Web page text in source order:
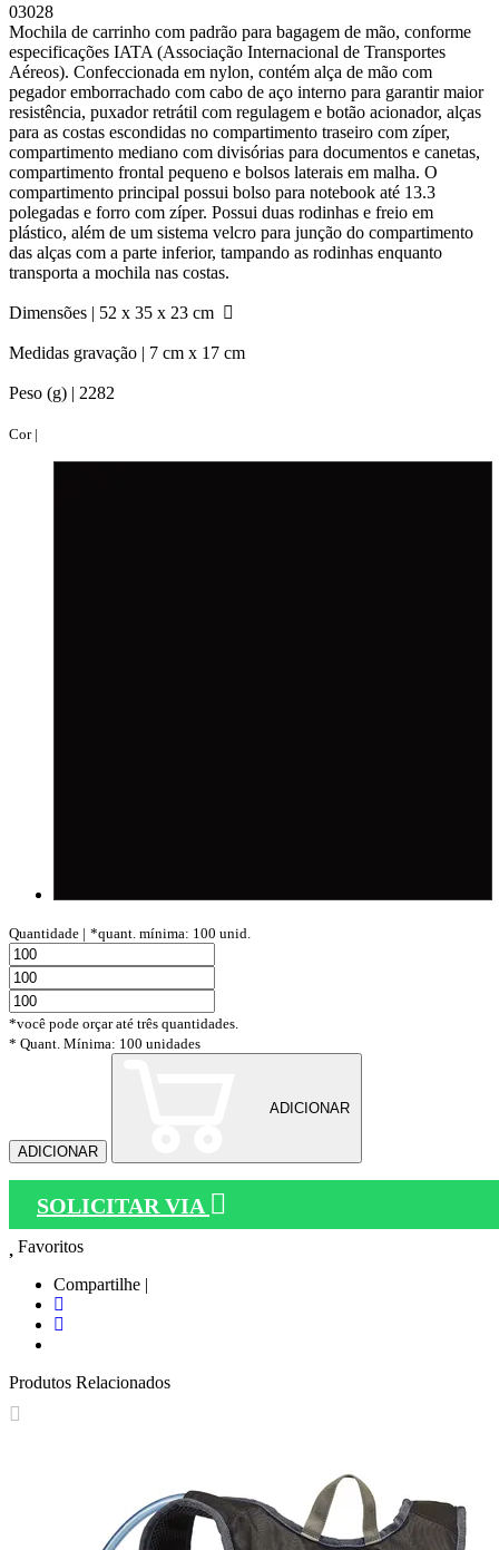
03028
Mochila de carrinho com padrão para bagagem de mão, conforme
especificações IATA (Associação Internacional de Transportes
Aéreos). Confeccionada em nylon, contém alça de mão com
pegador emborrachado com cabo de aço interno para garantir maior
resistência, puxador retrátil com regulagem e botão acionador, alças
para as costas escondidas no compartimento traseiro com zíper,
compartimento mediano com divisórias para documentos e canetas,
compartimento frontal pequeno e bolsos laterais em malha. O
compartimento principal possui bolso para notebook até 13.3
polegadas e forro com zíper. Possui duas rodinhas e freio em
plástico, além de um sistema velcro para junção do compartimento
das alças com a parte inferior, tampando as rodinhas enquanto
transporta a mochila nas costas.
Dimensões | 52 x 35 x 23 cm
Medidas gravação | 7 cm x 17 cm
Peso (g) | 2282
Cor |
Quantidade | *quant. mínima: 100 unid.
*você pode orçar até três quantidades.
* Quant. Mínima: 100 unidades
ADICIONAR
ADICIONAR
SOLICITAR VIA
Favoritos
Compartilhe |
Produtos Relacionados